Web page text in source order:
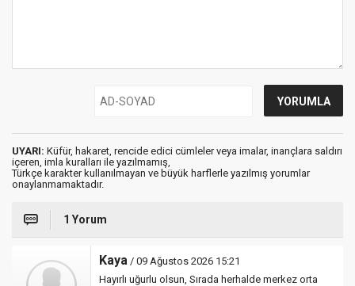
UYARI: Küfür, hakaret, rencide edici cümleler veya imalar, inançlara saldırı
içeren, imla kuralları ile yazılmamış,
Türkçe karakter kullanılmayan ve büyük harflerle yazılmış yorumlar
onaylanmamaktadır.
1 Yorum
Kaya / 09 Ağustos 2026 15:21
Hayırlı uğurlu olsun, Sırada herhalde merkez orta